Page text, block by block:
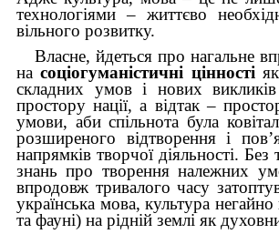
технологіями – життєво
вільного розвитку.
Власне, йдеться про нагальне
насоціогуманістичні цінності
складних умов і нових
простору нації, а відтак –
умови, аби спільнота була
розширеного відтворення і
напрямків творчої діяльності. Без
знань про творення належних
впродовж тривалого часу
українська мова, культура
та фауні) на рідній землі як